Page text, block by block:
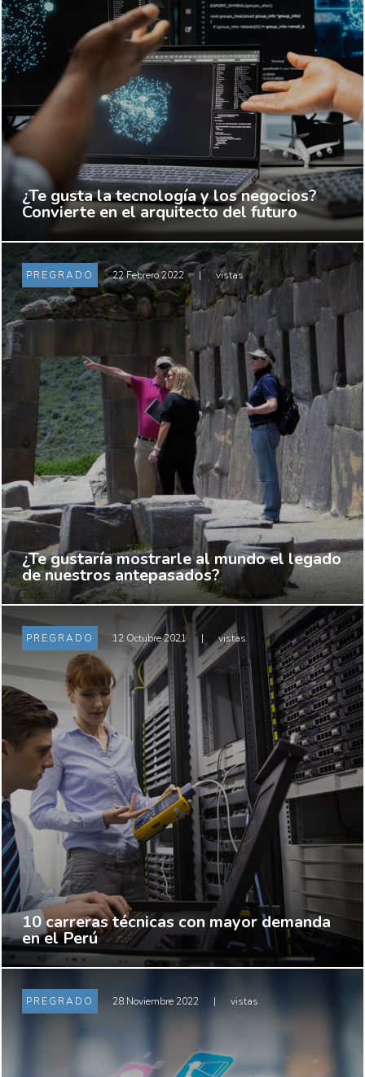
¿Te gusta la tecnología y los negocios?
Convierte en el arquitecto del futuro
PREGRADO 22 Febrero 2022 | vistas
¿Te gustaría mostrarle al mundo el legado
de nuestros antepasados?
PREGRADO 12 Octubre 2021 | vistas
10 carreras técnicas con mayor demanda
en el Perú
PREGRADO 28 Noviembre 2022 | vistas